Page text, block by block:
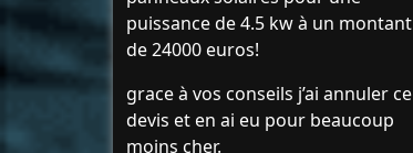
puissance de 4.5 kw à un montant
de 24000 euros!
grace à vos conseils j’ai annuler ce
devis et en ai eu pour beaucoup
moins cher.